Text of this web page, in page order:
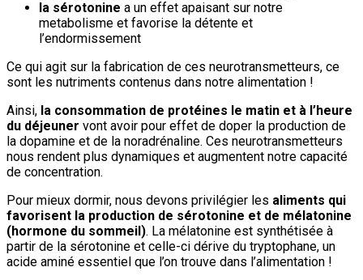
la sérotonine a un effet apaisant sur notre
metabolisme et favorise la détente et
l’endormissement
Ce qui agit sur la fabrication de ces neurotransmetteurs, ce
sont les nutriments contenus dans notre alimentation !
Ainsi, la consommation de protéines le matin et à l’heure
du déjeuner vont avoir pour effet de doper la production de
la dopamine et de la noradrénaline. Ces neurotransmetteurs
nous rendent plus dynamiques et augmentent notre capacité
de concentration.
Pour mieux dormir, nous devons privilégier les aliments qui
favorisent la production de sérotonine et de mélatonine
(hormone du sommeil). La mélatonine est synthétisée à
partir de la sérotonine et celle-ci dérive du tryptophane, un
acide aminé essentiel que l’on trouve dans l’alimentation !